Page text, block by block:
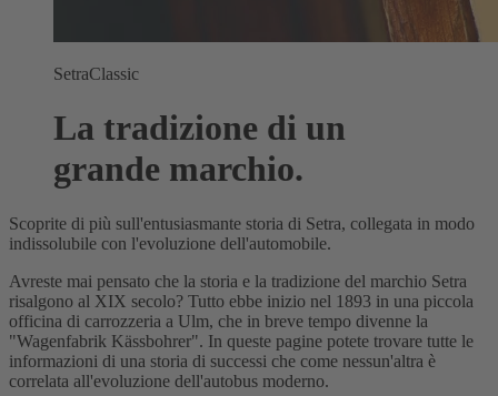
SetraClassic
La tradizione di un
grande marchio.
Scoprite di più sull'entusiasmante storia di Setra, collegata in modo
indissolubile con l'evoluzione dell'automobile.
Avreste mai pensato che la storia e la tradizione del marchio Setra
risalgono al XIX secolo? Tutto ebbe inizio nel 1893 in una piccola
officina di carrozzeria a Ulm, che in breve tempo divenne la
"Wagenfabrik Kässbohrer". In queste pagine potete trovare tutte le
informazioni di una storia di successi che come nessun'altra è
correlata all'evoluzione dell'autobus moderno.